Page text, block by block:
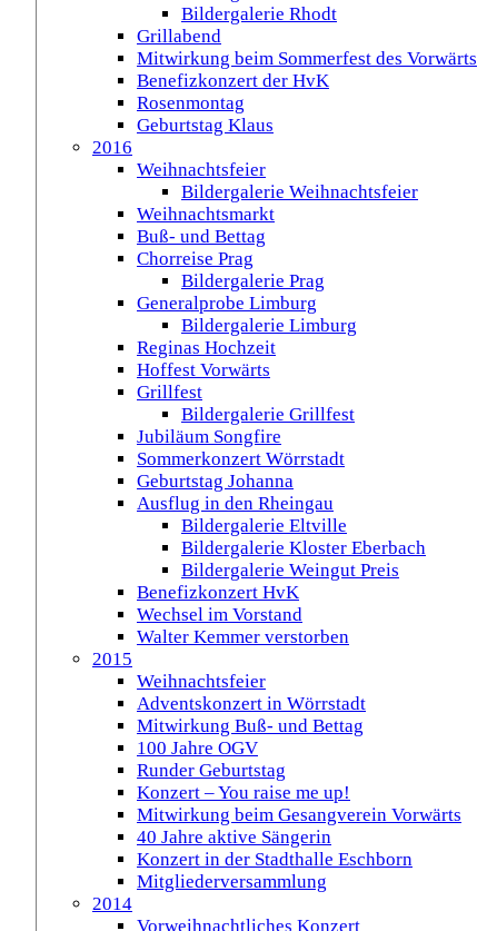
Bildergalerie Rhodt
Grillabend
Mitwirkung beim Sommerfest des Vorwärts
Benefizkonzert der HvK
Rosenmontag
Geburtstag Klaus
2016
Weihnachtsfeier
Bildergalerie Weihnachtsfeier
Weihnachtsmarkt
Buß- und Bettag
Chorreise Prag
Bildergalerie Prag
Generalprobe Limburg
Bildergalerie Limburg
Reginas Hochzeit
Hoffest Vorwärts
Grillfest
Bildergalerie Grillfest
Jubiläum Songfire
Sommerkonzert Wörrstadt
Geburtstag Johanna
Ausflug in den Rheingau
Bildergalerie Eltville
Bildergalerie Kloster Eberbach
Bildergalerie Weingut Preis
Benefizkonzert HvK
Wechsel im Vorstand
Walter Kemmer verstorben
2015
Weihnachtsfeier
Adventskonzert in Wörrstadt
Mitwirkung Buß- und Bettag
100 Jahre OGV
Runder Geburtstag
Konzert – You raise me up!
Mitwirkung beim Gesangverein Vorwärts
40 Jahre aktive Sängerin
Konzert in der Stadthalle Eschborn
Mitgliederversammlung
2014
Vorweihnachtliches Konzert